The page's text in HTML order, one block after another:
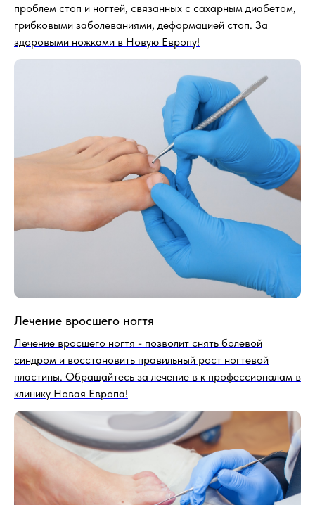
Лечение вросшего ногтя
Лечение вросшего ногтя - позволит снять болевой
синдром и восстановить правильный рост ногтевой
пластины. Обращайтесь за лечение в к профессионалам в